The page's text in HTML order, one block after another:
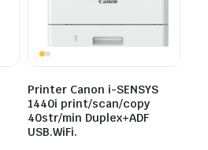
Printer Canon i-SENSYS
1440i print/scan/copy
40str/min Duplex+ADF
USB.WiFi.